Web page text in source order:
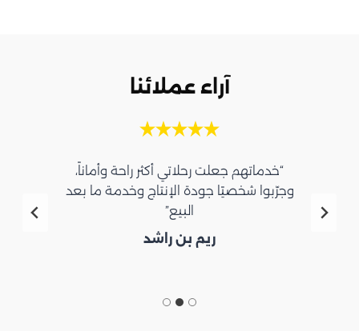
آراء عملائنا
“خدماتهم جعلت رحلاتي أكثر راحة وأماناً،
وجرّبوا شخصيًا جودة الإنتاج وخدمة ما بعد
البيع”
ريم بن راشد